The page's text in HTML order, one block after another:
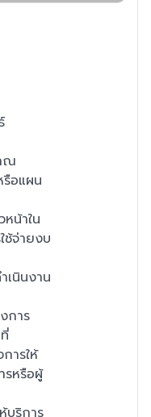
ณ
อแผน
น้าใน
ช้จ่ายงบ
เนินงาน
การ
ารให้
รหรือผู้
บริการ